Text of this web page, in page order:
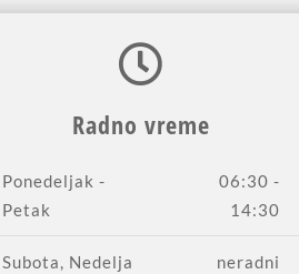
Radno vreme
Ponedeljak -
Petak
06:30 -
14:30
Subota, Nedelja neradni